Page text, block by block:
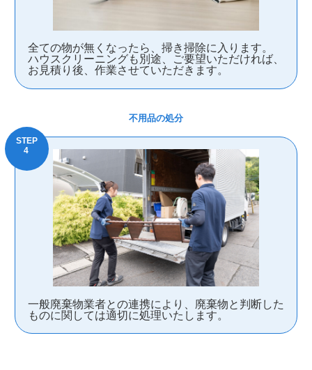
全ての物が無くなったら、掃き掃除に入ります。
ハウスクリーニングも別途、ご要望いただければ、
お見積り後、作業させていただきます。
不用品の処分
一般廃棄物業者との連携により、廃棄物と判断した
ものに関しては適切に処理いたします。